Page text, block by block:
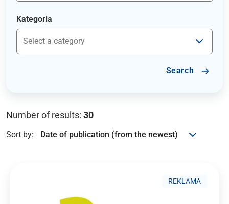
Kategoria
Search
Number of results: 30
Sort by:
REKLAMA